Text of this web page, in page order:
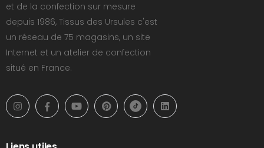
et de la confection sur mesure
depuis 1986, Tissus des Ursules c'est
un réseau de 75 magasins, un site
Internet et un atelier de confection
situé en France.